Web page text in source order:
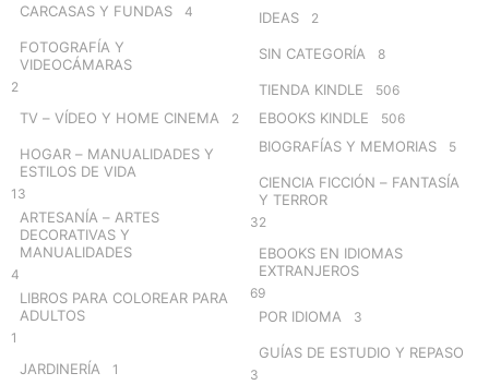
CARCASAS Y FUNDAS 4
FOTOGRAFÍA Y
VIDEOCÁMARAS
2
TV – VÍDEO Y HOME CINEMA 2
HOGAR – MANUALIDADES Y
ESTILOS DE VIDA
13
ARTESANÍA – ARTES
DECORATIVAS Y
MANUALIDADES
4
LIBROS PARA COLOREAR PARA
ADULTOS
1
JARDINERÍA 1
IDEAS 2
SIN CATEGORÍA 8
TIENDA KINDLE 506
EBOOKS KINDLE 506
BIOGRAFÍAS Y MEMORIAS 5
CIENCIA FICCIÓN – FANTASÍA
Y TERROR
32
EBOOKS EN IDIOMAS
EXTRANJEROS
69
POR IDIOMA 3
GUÍAS DE ESTUDIO Y REPASO
3